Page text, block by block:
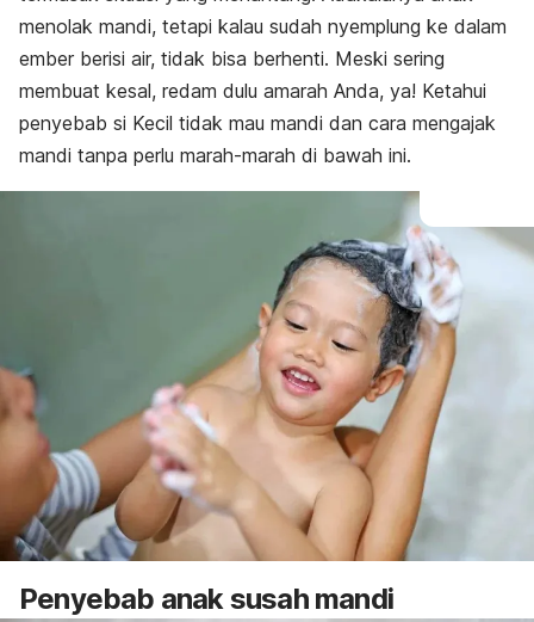
menolak mandi, tetapi kalau sudah nyemplung ke dalam
ember berisi air, tidak bisa berhenti. Meski sering
membuat kesal, redam dulu amarah Anda, ya! Ketahui
penyebab si Kecil tidak mau mandi dan cara mengajak
mandi tanpa perlu marah-marah di bawah ini.
Penyebab anak susah mandi